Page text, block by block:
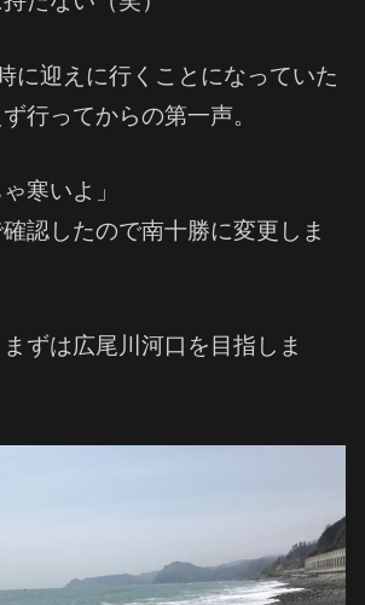
に迎えに行くことになっていた
行ってからの第一声。
寒いよ」
認したので南十勝に変更しま
ずは広尾川河口を目指しま